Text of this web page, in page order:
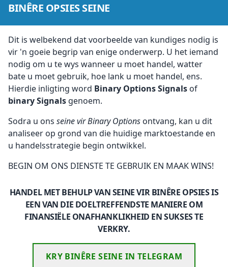
BINÊRE OPSIES SEINE
Dit is welbekend dat voorbeelde van kundiges nodig is
vir 'n goeie begrip van enige onderwerp. U het iemand
nodig om u te wys wanneer u moet handel, watter
bate u moet gebruik, hoe lank u moet handel, ens.
Hierdie inligting word Binary Options Signals of
binary Signals genoem.
Sodra u ons seine vir Binary Options ontvang, kan u dit
analiseer op grond van die huidige marktoestande en
u handelsstrategie begin ontwikkel.
BEGIN OM ONS DIENSTE TE GEBRUIK EN MAAK WINS!
HANDEL MET BEHULP VAN SEINE VIR BINÊRE OPSIES IS
EEN VAN DIE DOELTREFFENDSTE MANIERE OM
FINANSIËLE ONAFHANKLIKHEID EN SUKSES TE
VERKRY.
KRY BINÊRE SEINE IN TELEGRAM